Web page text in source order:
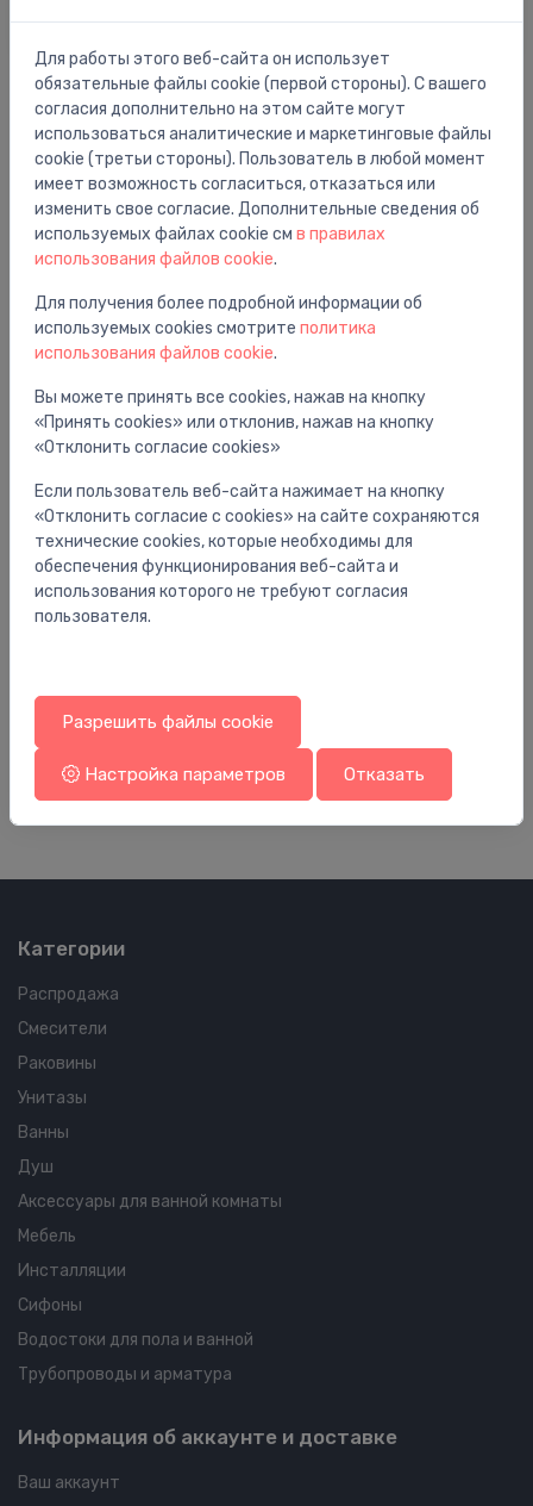
Описание товара
адаптер для медной трубки 15mm, 3/4`, хром
Вам также может понравиться
Аксессуары для радиаторных клапанов
AFP aktuators 0.15-1.5bar
Категории
Распродажа
Смесители
Раковины
Унитазы
Ванны
Душ
Аксессуары для ванной комнаты
Мебель
Инсталляции
Сифоны
Водостоки для пола и ванной
Трубопроводы и арматура
Информация об аккаунте и доставке
Ваш аккаунт
Для работы этого веб-сайта он использует
обязательные файлы cookie (первой стороны). С вашего
согласия дополнительно на этом сайте могут
использоваться аналитические и маркетинговые файлы
cookie (третьи стороны). Пользователь в любой момент
имеет возможность согласиться, отказаться или
изменить свое согласие. Дополнительные сведения об
используемых файлах cookie см в правилах
использования файлов cookie.
Для получения более подробной информации об
используемых cookies смотрите политика
использования файлов cookie.
Вы можете принять все cookies, нажав на кнопку
«Принять cookies» или отклонив, нажав на кнопку
«Отклонить согласие cookies»
Если пользователь веб-сайта нажимает на кнопку
«Отклонить согласие с cookies» на сайте сохраняются
технические cookies, которые необходимы для
обеспечения функционирования веб-сайта и
использования которого не требуют согласия
пользователя.
Разрешить файлы cookie
Настройка параметров Отказать